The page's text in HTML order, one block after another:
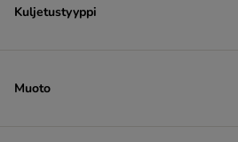
Kuljetustyyppi
Muoto